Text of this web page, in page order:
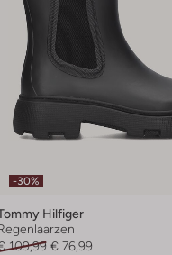
-30%
Hilfiger
109,99 € 76,99